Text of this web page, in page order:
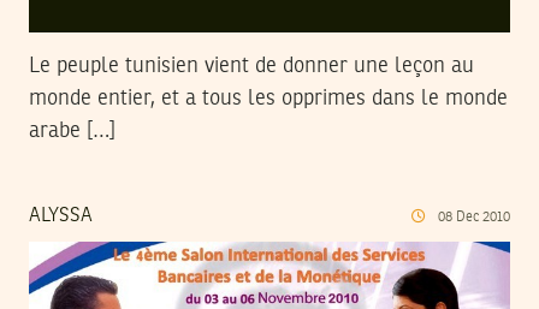
Le peuple tunisien vient de donner une leçon au
monde entier, et a tous les opprimes dans le monde
arabe […]
ALYSSA 08 Dec 2010